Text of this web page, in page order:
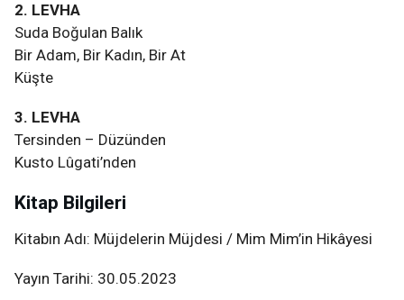
2. LEVHA
Suda Boğulan Balık
Bir Adam, Bir Kadın, Bir At
Küşte
3. LEVHA
Tersinden – Düzünden
Kusto Lûgati’nden
Kitap Bilgileri
Kitabın Adı: Müjdelerin Müjdesi / Mim Mim’in Hikâyesi
Yayın Tarihi: 30.05.2023